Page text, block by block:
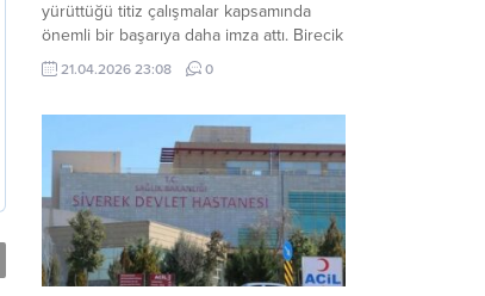
yürüttüğü titiz çalışmalar kapsamında
önemli bir başarıya daha imza attı. Birecik
ilçesinde düzenlenen operasyonla,
hakkında kesinleşmiş hapis cezası
teslim edildi. Haber Merkezi – Şanlıurfa
Valiliği İl Basın ve Halkla İlişkiler
Müdürlüğü tarafından yapılan açıklamaya
göre; İl...
21.04.2026 23:08 0